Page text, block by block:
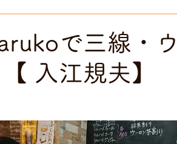
で三線・
入江規夫】